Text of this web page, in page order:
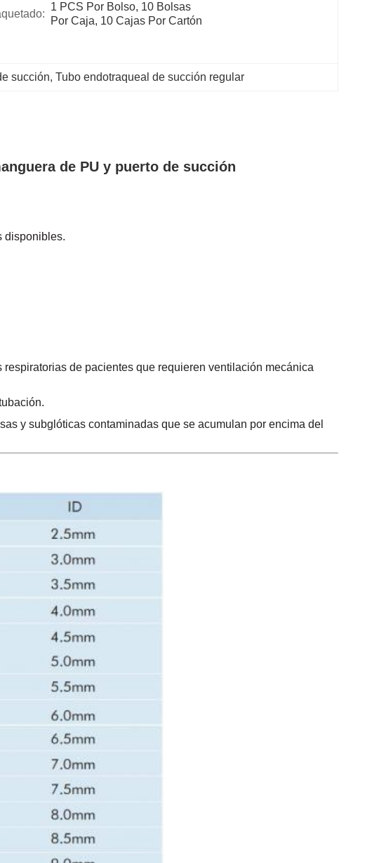
1 PCS Por Bolso, 10 Bolsas
Por Caja, 10 Cajas Por Cartón
succión, Tubo endotraqueal de succión regular
de PU y puerto de succión
disponibles.
de pacientes que requieren ventilación mecánica
y subglóticas contaminadas que se acumulan por encima del